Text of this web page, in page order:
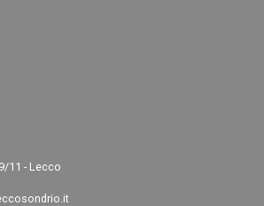
11 - Lecco